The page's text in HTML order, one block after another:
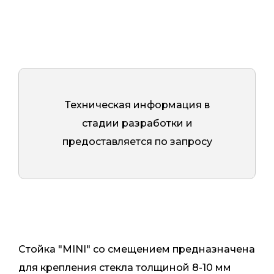
Техническая информация в
стадии разработки и
предоставляется по запросу
Стойка "MINI" со смещением предназначена
для крепления стекла толщиной 8-10 мм